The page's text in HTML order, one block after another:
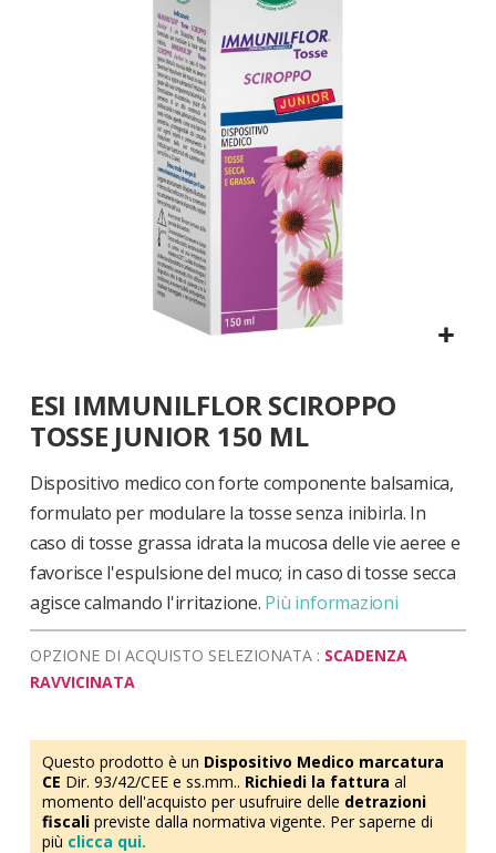
all'inizio
della
galleria
di
immagini
ESI IMMUNILFLOR SCIROPPO
TOSSE JUNIOR 150 ML
Dispositivo medico con forte componente balsamica,
formulato per modulare la tosse senza inibirla. In
caso di tosse grassa idrata la mucosa delle vie aeree e
favorisce l'espulsione del muco; in caso di tosse secca
agisce calmando l'irritazione. Più informazioni
OPZIONE DI ACQUISTO SELEZIONATA : SCADENZA
RAVVICINATA
Questo prodotto è un Dispositivo Medico marcatura
CE Dir. 93/42/CEE e ss.mm.. Richiedi la fattura al
momento dell'acquisto per usufruire delle detrazioni
fiscalipreviste dalla normativa vigente. Per saperne di
più clicca qui.